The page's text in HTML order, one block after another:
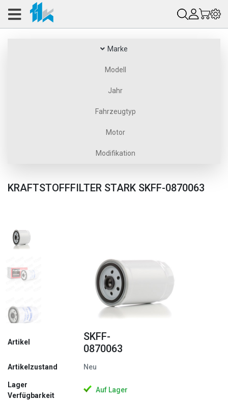
Marke
Modell
Jahr
Fahrzeugtyp
Motor
Modifikation
KRAFTSTOFFFILTER STARK SKFF-0870063
Zurück
Artikel
SKFF-
0870063
Artikelzustand Neu
Lager
Verfügbarkeit
Auf Lager